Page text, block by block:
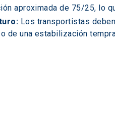
aproximada de 75/25, lo
Los transportistas
de una estabilización